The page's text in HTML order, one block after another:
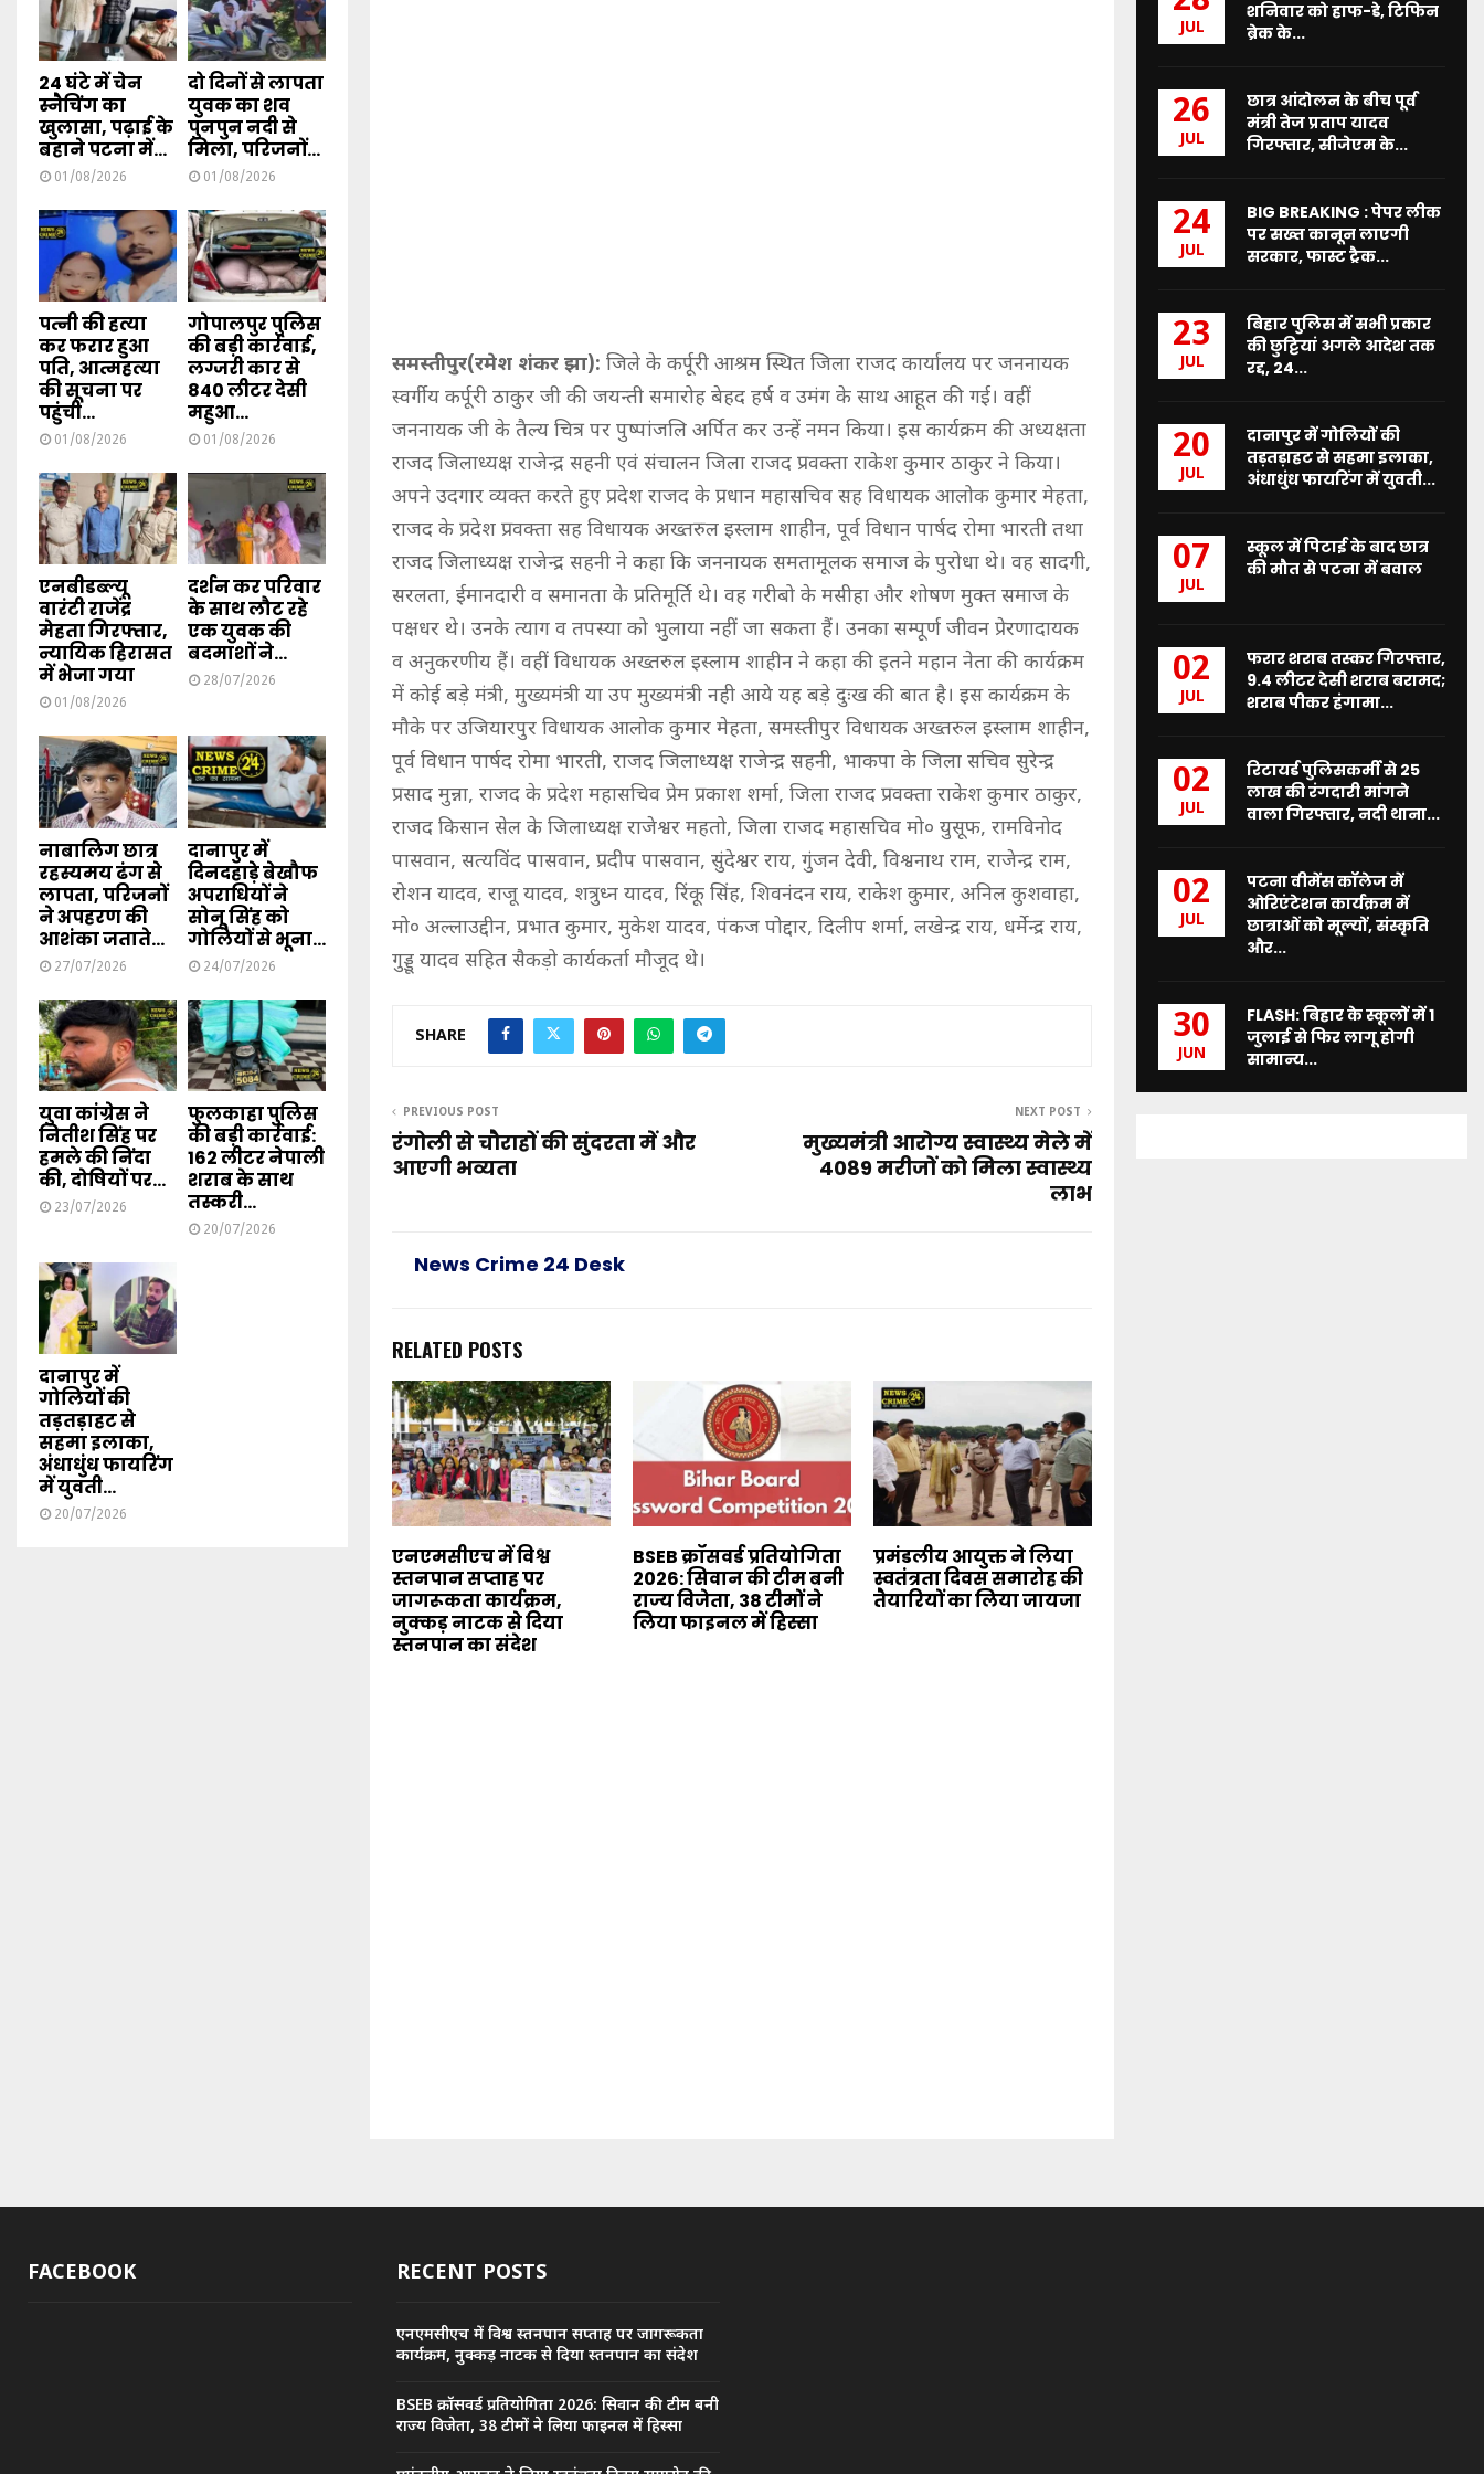
समस्तीपुर(रमेश शंकर झा): जिले के कर्पूरी आश्रम स्थित जिला राजद कार्यालय पर जननायक
स्वर्गीय कर्पूरी ठाकुर जी की जयन्ती समारोह बेहद हर्ष व उमंग के साथ आहूत की गई। वहीं
जननायक जी के तैल्य चित्र पर पुष्पांजलि अर्पित कर उन्हें नमन किया। इस कार्यक्रम की अध्यक्षता
राजद जिलाध्यक्ष राजेन्द्र सहनी एवं संचालन जिला राजद प्रवक्ता राकेश कुमार ठाकुर ने किया।
अपने उदगार व्यक्त करते हुए प्रदेश राजद के प्रधान महासचिव सह विधायक आलोक कुमार मेहता,
राजद के प्रदेश प्रवक्ता सह विधायक अख्तरुल इस्लाम शाहीन, पूर्व विधान पार्षद रोमा भारती तथा
राजद जिलाध्यक्ष राजेन्द्र सहनी ने कहा कि जननायक समतामूलक समाज के पुरोधा थे। वह सादगी,
सरलता, ईमानदारी व समानता के प्रतिमूर्ति थे। वह गरीबो के मसीहा और शोषण मुक्त समाज के
पक्षधर थे। उनके त्याग व तपस्या को भुलाया नहीं जा सकता हैं। उनका सम्पूर्ण जीवन प्रेरणादायक
व अनुकरणीय हैं। वहीं विधायक अख्तरुल इस्लाम शाहीन ने कहा की इतने महान नेता की कार्यक्रम
में कोई बड़े मंत्री, मुख्यमंत्री या उप मुख्यमंत्री नही आये यह बड़े दुःख की बात है। इस कार्यक्रम के
मौके पर उजियारपुर विधायक आलोक कुमार मेहता, समस्तीपुर विधायक अख्तरुल इस्लाम शाहीन,
पूर्व विधान पार्षद रोमा भारती, राजद जिलाध्यक्ष राजेन्द्र सहनी, भाकपा के जिला सचिव सुरेन्द्र
प्रसाद मुन्ना, राजद के प्रदेश महासचिव प्रेम प्रकाश शर्मा, जिला राजद प्रवक्ता राकेश कुमार ठाकुर,
राजद किसान सेल के जिलाध्यक्ष राजेश्वर महतो, जिला राजद महासचिव मो० ￰युसूफ, रामविनोद
पासवान, सत्यविंद पासवान, प्रदीप पासवान, सुंदेश्वर राय, गुंजन देवी, विश्वनाथ राम, राजेन्द्र राम,
रोशन यादव, राजू यादव, शत्रुध्न यादव, रिंकू सिंह, शिवनंदन राय, राकेश कुमार, अनिल कुशवाहा,
मो० अल्लाउद्दीन, प्रभात कुमार, मुकेश यादव, पंकज पोद्दार, दिलीप शर्मा, लखेन्द्र राय, धर्मेन्द्र राय,
गुड्डू यादव सहित सैकड़ो कार्यकर्ता मौजूद थे।
SHARE
PREVIOUS POST
रंगोली से चौराहों की सुंदरता में और
आएगी भव्यता
NEXT POST
मुख्यमंत्री आरोग्य स्वास्थ्य मेले में
4089 मरीजों को मिला स्वास्थ्य
लाभ
News Crime 24 Desk
RELATED POSTS
एनएमसीएच में विश्व
स्तनपान सप्ताह पर
जागरूकता कार्यक्रम,
नुक्कड़ नाटक से दिया
स्तनपान का संदेश
BSEB क्रॉसवर्ड प्रतियोगिता
2026: सिवान की टीम बनी
राज्य विजेता, 38 टीमों ने
लिया फाइनल में हिस्सा
प्रमंडलीय आयुक्त ने लिया
स्वतंत्रता दिवस समारोह की
तैयारियों का लिया जायजा
24 घंटे में चेन
स्नैचिंग का
खुलासा, पढ़ाई के
बहाने पटना में...
01/08/2026
दो दिनों से लापता
युवक का शव
पुनपुन नदी से
मिला, परिजनों...
01/08/2026
पत्नी की हत्या
कर फरार हुआ
पति, आत्महत्या
की सूचना पर
पहुंची...
01/08/2026
गोपालपुर पुलिस
की बड़ी कार्रवाई,
लग्जरी कार से
840 लीटर देसी
महुआ...
01/08/2026
एनबीडब्ल्यू
वारंटी राजेंद्र
मेहता गिरफ्तार,
न्यायिक हिरासत
में भेजा गया
01/08/2026
दर्शन कर परिवार
के साथ लौट रहे
एक युवक की
बदमाशों ने...
28/07/2026
नाबालिग छात्र
रहस्यमय ढंग से
लापता, परिजनों
ने अपहरण की
आशंका जताते...
27/07/2026
दानापुर में
दिनदहाड़े बेखौफ
अपराधियों ने
सोनू सिंह को
गोलियों से भूना...
24/07/2026
युवा कांग्रेस ने
नितीश सिंह पर
हमले की निंदा
की, दोषियों पर...
23/07/2026
फुलकाहा पुलिस
की बड़ी कार्रवाई:
162 लीटर नेपाली
शराब के साथ
तस्करी...
20/07/2026
दानापुर में
गोलियों की
तड़तड़ाहट से
सहमा इलाका,
अंधाधुंध फायरिंग
में युवती...
20/07/2026
JUL
शनिवार को हाफ-डे, टिफिन
ब्रेक के...
26
JUL
छात्र आंदोलन के बीच पूर्व
मंत्री तेज प्रताप यादव
गिरफ्तार, सीजेएम के...
24
JUL
BIG BREAKING : पेपर लीक
पर सख्त कानून लाएगी
सरकार, फास्ट ट्रैक...
23
JUL
बिहार पुलिस में सभी प्रकार
की छुट्टियां अगले आदेश तक
रद्द, 24...
20
JUL
दानापुर में गोलियों की
तड़तड़ाहट से सहमा इलाका,
अंधाधुंध फायरिंग में युवती...
07
JUL
स्कूल में पिटाई के बाद छात्र
की मौत से पटना में बवाल
02
JUL
फरार शराब तस्कर गिरफ्तार,
9.4 लीटर देसी शराब बरामद;
शराब पीकर हंगामा...
02
JUL
रिटायर्ड पुलिसकर्मी से 25
लाख की रंगदारी मांगने
वाला गिरफ्तार, नदी थाना...
02
JUL
पटना वीमेंस कॉलेज में
ओरिएंटेशन कार्यक्रम में
छात्राओं को मूल्यों, संस्कृति
और...
30
JUN
FLASH: बिहार के स्कूलों में 1
जुलाई से फिर लागू होगी
सामान्य...
FACEBOOK RECENT POSTS
एनएमसीएच में विश्व स्तनपान सप्ताह पर जागरूकता
कार्यक्रम, नुक्कड़ नाटक से दिया स्तनपान का संदेश
BSEB क्रॉसवर्ड प्रतियोगिता 2026: सिवान की टीम बनी
राज्य विजेता, 38 टीमों ने लिया फाइनल में हिस्सा